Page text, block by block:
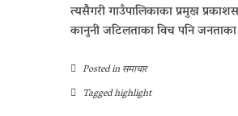
त्यसैगरी गाउँपालिकाका प्रमुख
कानुनी जटिलताका विच पनि
Posted inसमाचार
Taggedhighlight